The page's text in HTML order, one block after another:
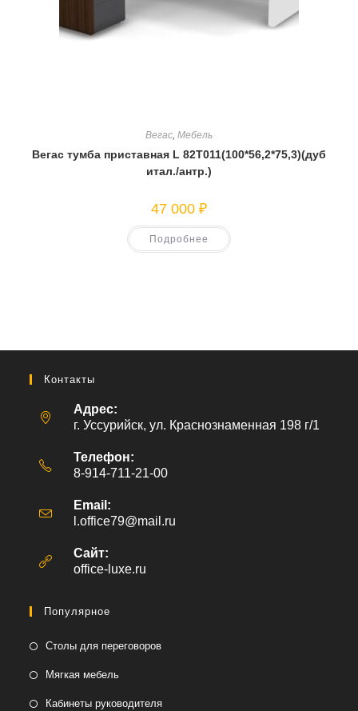
Вегас Мебель
Вегас тумба приставная L 82T011(100*56,2*75,3)(дуб
итал./антр.)
47 000 ₽
Подробнее
Контакты
Адрес:
г. Уссурийск, ул. Краснознаменная 198 г/1
Телефон:
8-914-711-21-00
Email:
l.office79@mail.ru
Сайт:
office-luxe.ru
Популярное
Столы для переговоров
Мягкая мебель
Кабинеты руководителя